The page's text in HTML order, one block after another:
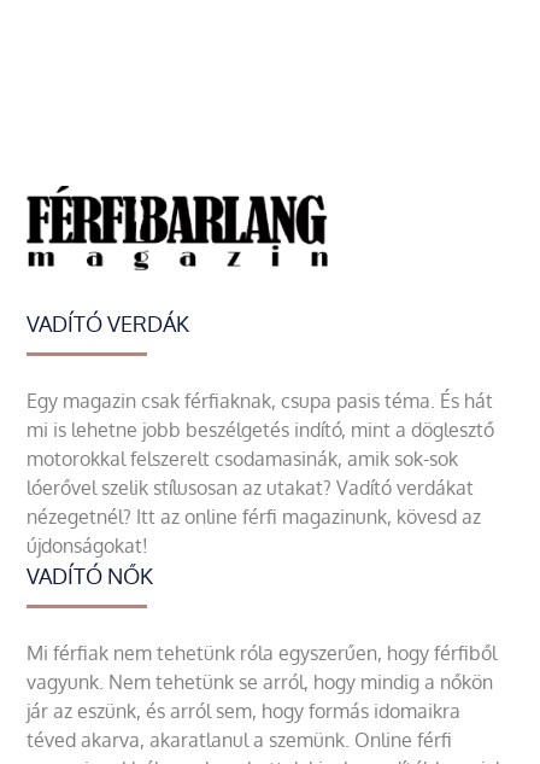
VADÍTÓ VERDÁK
Egy magazin csak férfiaknak, csupa pasis téma. És hát
mi is lehetne jobb beszélgetés indító, mint a döglesztő
motorokkal felszerelt csodamasinák, amik sok-sok
lóerővel szelik stílusosan az utakat? Vadító verdákat
nézegetnél? Itt az online férfi magazinunk, kövesd az
újdonságokat!
VADÍTÓ NŐK
Mi férfiak nem tehetünk róla egyszerűen, hogy férfiből
vagyunk. Nem tehetünk se arról, hogy mindig a nőkön
jár az eszünk, és arról sem, hogy formás idomaikra
téved akarva, akaratlanul a szemünk. Online férfi